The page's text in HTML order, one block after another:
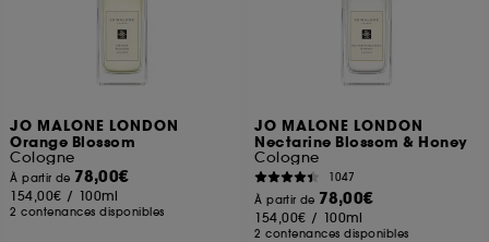
JO MALONE LONDON
Orange Blossom
Cologne
À partir de 78,00€
154,00€ / 100ml
2 contenances disponibles
JO MALONE LONDON
Nectarine Blossom & Honey
Cologne
1047
À partir de 78,00€
154,00€ / 100ml
2 contenances disponibles